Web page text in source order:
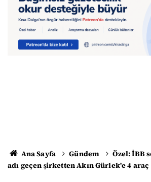
Ana Sayfa Gündem
Özel: İBB
adı geçen şirketten Akın Gürlek'e 4